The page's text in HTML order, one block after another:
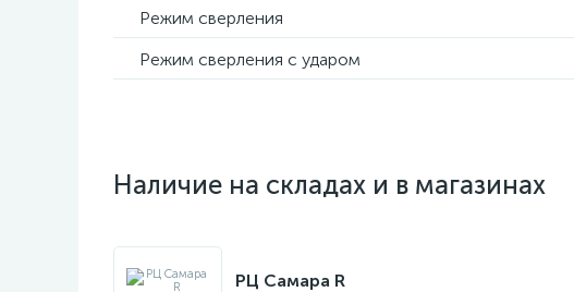
Режим сверления
Режим сверления с ударом
Наличие на складах и в магазинах
РЦ Самара R